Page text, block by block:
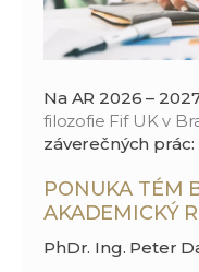
Na AR 2026 –
filozofie Fif UK v
záverečných prác:
PONUKA TÉM
AKADEMICKÝ
PhDr. Ing. Peter